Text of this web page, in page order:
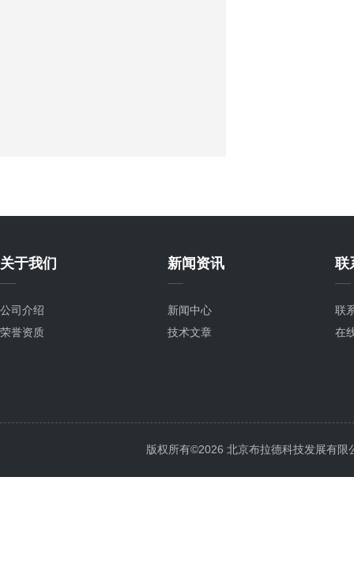
关于我们
公司介绍
荣誉资质
新闻资讯
新闻中心
技术文章
联
联
在
版权所有©2026 北京布拉德科技发展有